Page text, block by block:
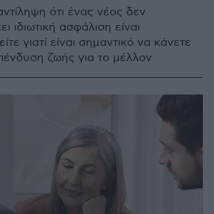
ότι ένας νέος δεν
ιδιωτική ασφάλιση είναι
γιατί είναι σημαντικό να κάνετε
ζωής για το μέλλον